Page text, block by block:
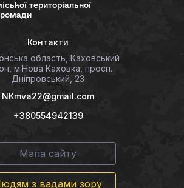
територіальної
Контакти
область, Каховський
м.Нова Каховка, просп.
Дніпровський, 23
NKmva22@gmail.com
+380554942139
Мапа сайту
з вадами зору